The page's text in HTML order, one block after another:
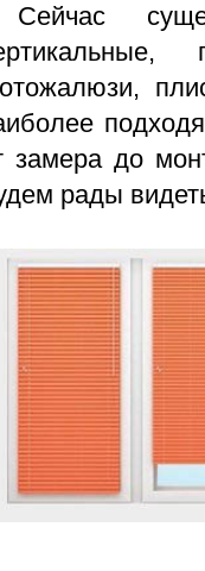
замера до
рады